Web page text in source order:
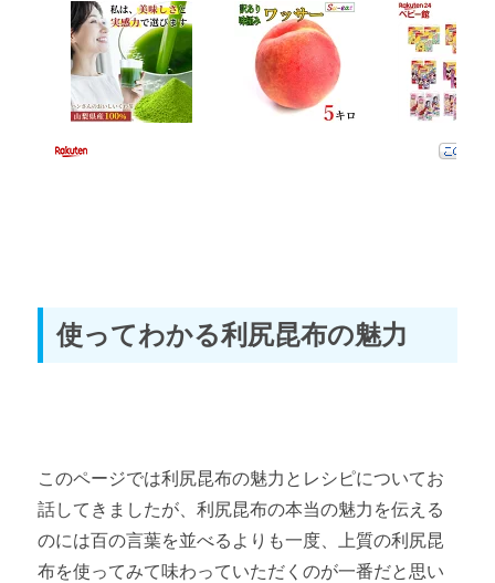
使ってわかる利尻昆布の魅力
このページでは利尻昆布の魅力とレシピについてお
話してきましたが、利尻昆布の本当の魅力を伝える
のには百の言葉を並べるよりも一度、上質の利尻昆
布を使ってみて味わっていただくのが一番だと思い